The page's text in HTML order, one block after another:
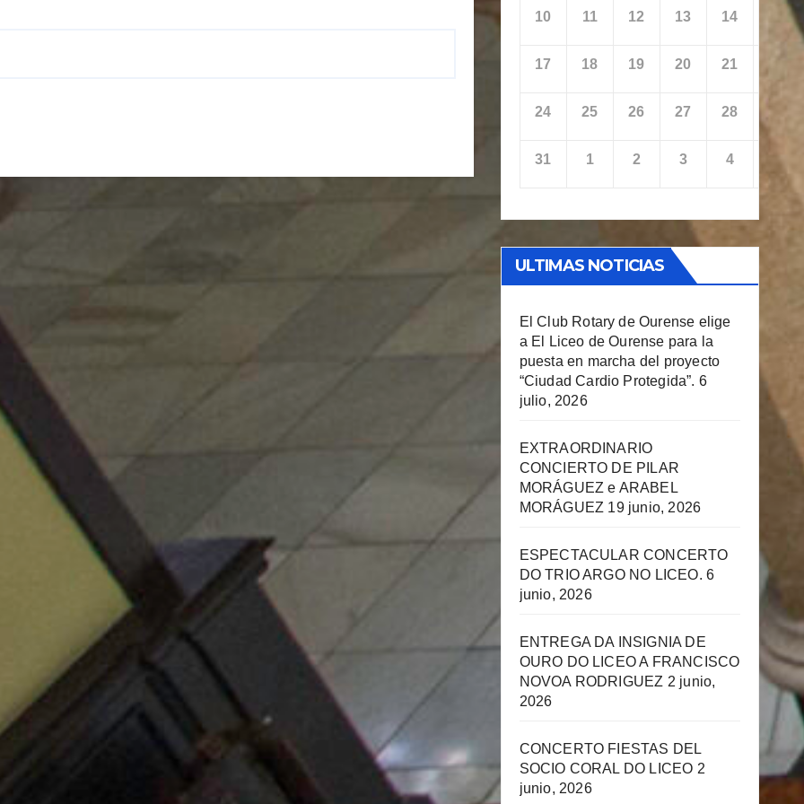
10 11 12 13 14
17 18 19 20 21
24 25 26 27 28 29
31 1 2 3 4
ULTIMAS NOTICIAS
El Club Rotary de Ourense elige
a El Liceo de Ourense para la
puesta en marcha del proyecto
“Ciudad Cardio Protegida”. 6
julio, 2026
EXTRAORDINARIO
CONCIERTO DE PILAR
MORÁGUEZ e ARABEL
MORÁGUEZ 19 junio, 2026
ESPECTACULAR CONCERTO
DO TRIO ARGO NO LICEO. 6
junio, 2026
ENTREGA DA INSIGNIA DE
OURO DO LICEO A FRANCISCO
NOVOA RODRIGUEZ 2 junio,
2026
CONCERTO FIESTAS DEL
SOCIO CORAL DO LICEO 2
junio, 2026